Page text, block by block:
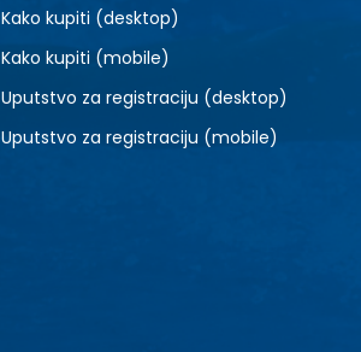
Kako kupiti (desktop)
Kako kupiti (mobile)
Uputstvo za registraciju (desktop)
Uputstvo za registraciju (mobile)